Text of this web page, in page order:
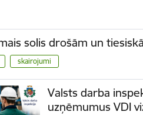
solis drošām un
skairojumi
Valsts darba
uzņēmumus VDI